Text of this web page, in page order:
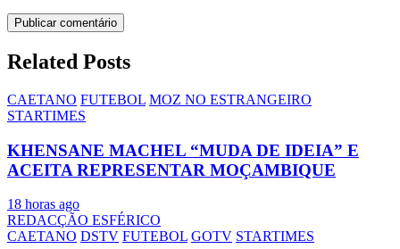
Related Posts
CAETANO FUTEBOL MOZ NO ESTRANGEIRO
STARTIMES
KHENSANE MACHEL “MUDA DE IDEIA” E
ACEITA REPRESENTAR MOÇAMBIQUE
18 horas ago
REDACÇÃO ESFÉRICO
CAETANO DSTV FUTEBOL GOTV STARTIMES